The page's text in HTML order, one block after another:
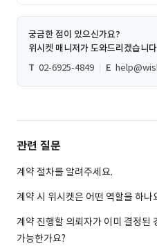
궁금한 점이 있으신가요?
위시켓 매니저가 도와드리겠습니
T 02-6925-4849 E
관련 질문
계약 절차를 알려주세요.
계약 시 위시켓은 어떤 역할을 하나
계약 진행할 의뢰자가 이미 결정된
가능한가요?